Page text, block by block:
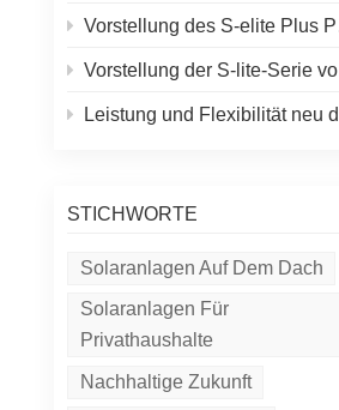
Vorstellung des S-elite Plus PV-Moduls von SpolarPV: beidseitige Stromerzeugung mit Topcon-Technologie
Vorstellung der S-lite-Serie von SpolarPV: Modernste Solarmodule für maximale Effizienz
Leistung und Flexibilität neu definiert: Einführung des flexiblen 520-W-Solarmoduls von SpolarPV
STICHWORTE
Solaranlagen Auf Dem Dach
Solaranlagen Für
Privathaushalte
Nachhaltige Zukunft